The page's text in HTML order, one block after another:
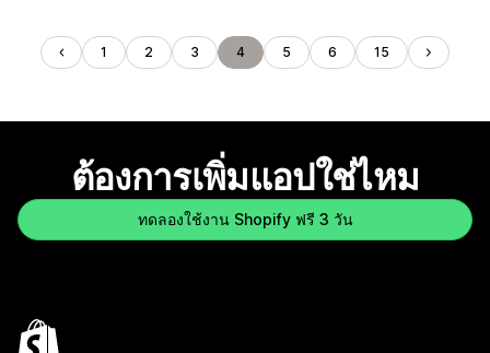
1 2 3 4 5 6 15
ต้องการเพิ่มแอปใช่ไหม
ทดลองใช้งาน Shopify ฟรี 3 วัน